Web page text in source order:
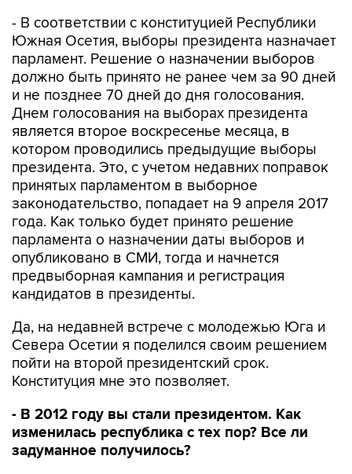
- В соответствии с конституцией Республики
Южная Осетия, выборы президента назначает
парламент. Решение о назначении выборов
должно быть принято не ранее чем за 90 дней
и не позднее 70 дней до дня голосования.
Днем голосования на выборах президента
является второе воскресенье месяца, в
котором проводились предыдущие выборы
президента. Это, с учетом недавних поправок
принятых парламентом в выборное
законодательство, попадает на 9 апреля 2017
года. Как только будет принято решение
парламента о назначении даты выборов и
опубликовано в СМИ, тогда и начнется
предвыборная кампания и регистрация
кандидатов в президенты.
Да, на недавней встрече с молодежью Юга и
Севера Осетии я поделился своим решением
пойти на второй президентский срок.
Конституция мне это позволяет.
- В 2012 году вы стали президентом. Как
изменилась республика с тех пор? Все ли
задуманное получилось?